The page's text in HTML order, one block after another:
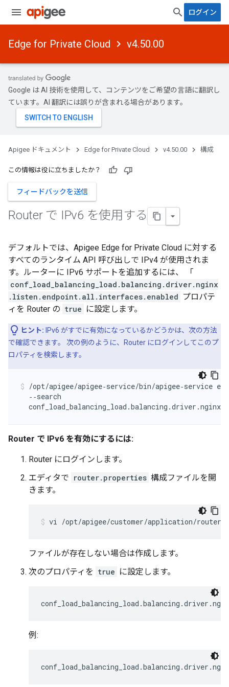
ログイン
Edge for Private Cloud v4.50.00
Google は AI 技術を使用して、コンテンツをご希望の言語に翻訳し
ています。AI 翻訳には誤りが含まれる場合があります。
Apigee ドキュメント Edge for Private Cloud v4.50.00 構成
この情報は役に立ちましたか？
フィードバックを送信
Router で IPv6 を使用する
デフォルトでは、Apigee Edge for Private Cloud に対する
すべてのランタイム API 呼び出しで IPv4 が使用されま
す。ルーターに IPv6 サポートを追加するには、 「
conf_load_balancing_load.balancing.driver.nginx
.listen.endpoint.all.interfaces.enabled プロパテ
ィを Router の true に設定します。
ヒント: IPv6 がすでに有効になっているかどうかは、次の方法
で確認できます。 次の例のように、Router にログインしてこのプ
ロパティを検索します。
/opt/apigee/apigee‑service/bin/apigee‑service
  ‑‑search
Router で IPv6 を有効にするには:
Router にログインします。
エディタで router.properties 構成ファイルを開
きます。
vi /opt/apigee/customer/application/
ファイルが存在しない場合は作成します。
次のプロパティを true に設定します。
例: